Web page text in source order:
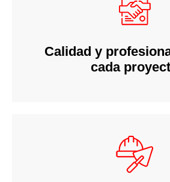
Calidad y
cada